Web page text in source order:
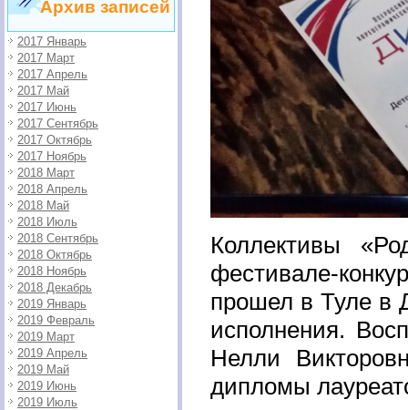
Архив записей
2017 Январь
2017 Март
2017 Апрель
2017 Май
2017 Июнь
2017 Сентябрь
2017 Октябрь
2017 Ноябрь
2018 Март
2018 Апрель
2018 Май
2018 Июль
2018 Сентябрь
2018 Октябрь
2018 Ноябрь
2018 Декабрь
2019 Январь
2019 Февраль
2019 Март
2019 Апрель
2019 Май
2019 Июнь
2019 Июль
Коллективы
фестивале-
прошел в Туле в
исполнения.
Нелли
дипломы